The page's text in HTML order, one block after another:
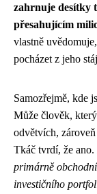
zahrnuje desítky
přesahujícím
vlastně
pocházet z jeho
Samozřejmě, kde
Může člověk,
odvětvích,
Tkáč tvrdí, že ano.
primárně
investičního